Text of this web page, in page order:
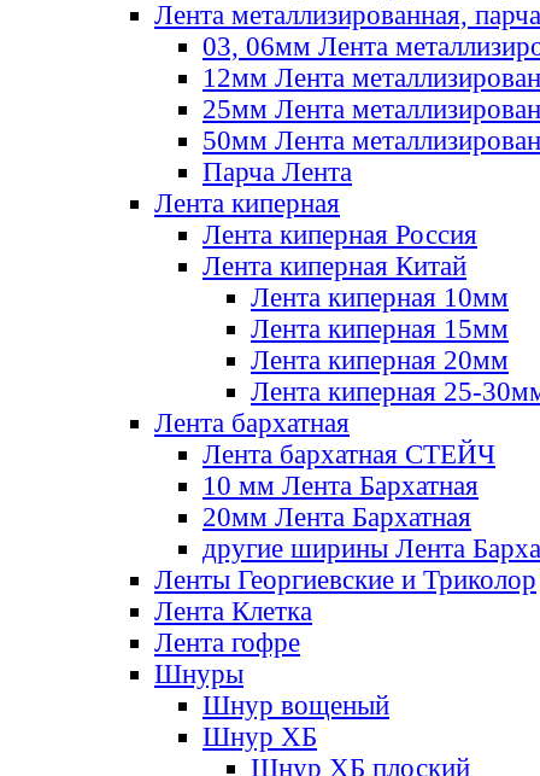
Лента металлизированная, парча
03, 06мм Лента
12мм Лента
25мм Лента
50мм Лента
Парча Лента
Лента киперная
Лента киперная Россия
Лента киперная Китай
Лента киперная 10мм
Лента киперная 15мм
Лента киперная 20мм
Лента киперная 25-
Лента бархатная
Лента бархатная СТЕЙЧ
10 мм Лента Бархатная
20мм Лента Бархатная
другие ширины Лента
Ленты Георгиевские и Триколор
Лента Клетка
Лента гофре
Шнуры
Шнур вощеный
Шнур ХБ
Шнур ХБ плоский